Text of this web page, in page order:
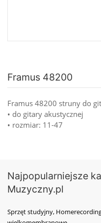
Framus 48200
Framus 48200 struny do
• do gitary akustycznej
• rozmiar: 11-47
Najpopularniejsze
Muzyczny.pl
Sprzęt studyjny,